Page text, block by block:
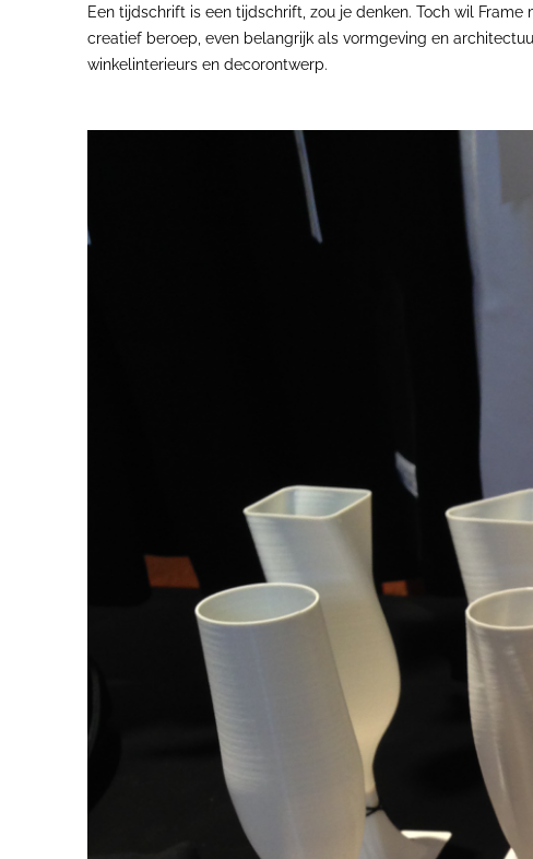
Een tijdschrift is een tijdschrift, zou je denken. Toch wil
creatief beroep, even belangrijk als vormgeving en
winkelinterieurs en decorontwerp.